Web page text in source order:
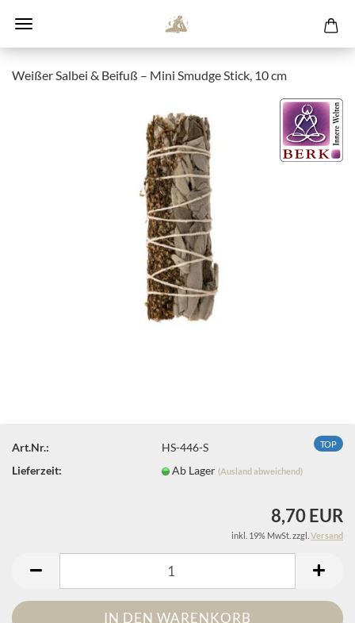
Weißer Salbei & Beifuß – Mini Smudge Stick, 10 cm
TOP
Art.Nr.:
HS-446-S
Lieferzeit:
Ab Lager(Ausland abweichend)
8,70 EUR
inkl. 19% MwSt. zzgl. Versand